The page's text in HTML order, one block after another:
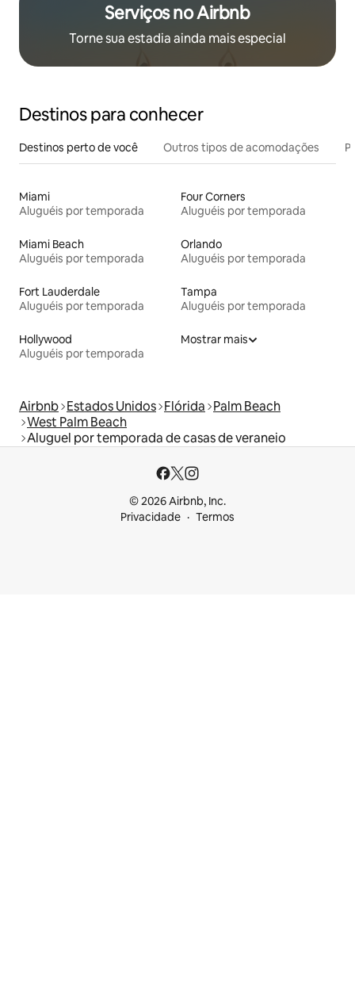
Serviços no Airbnb
Torne sua estadia ainda mais especial
Destinos para conhecer
Destinos perto de você Outros tipos de acomodações
Miami
Aluguéis por temporada
Four Corners
Aluguéis por temporada
Miami Beach
Aluguéis por temporada
Orlando
Aluguéis por temporada
Fort Lauderdale
Aluguéis por temporada
Tampa
Aluguéis por temporada
Hollywood
Aluguéis por temporada
Mostrar mais
Airbnb Estados Unidos Flórida Palm Beach
West Palm Beach
Aluguel por temporada de casas de veraneio
© 2026 Airbnb, Inc.
Privacidade
Termos